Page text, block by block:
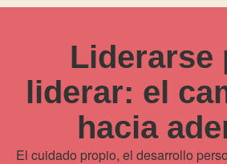
Liderarse
liderar: el
hacia
El cuidado propio, el desarrollo